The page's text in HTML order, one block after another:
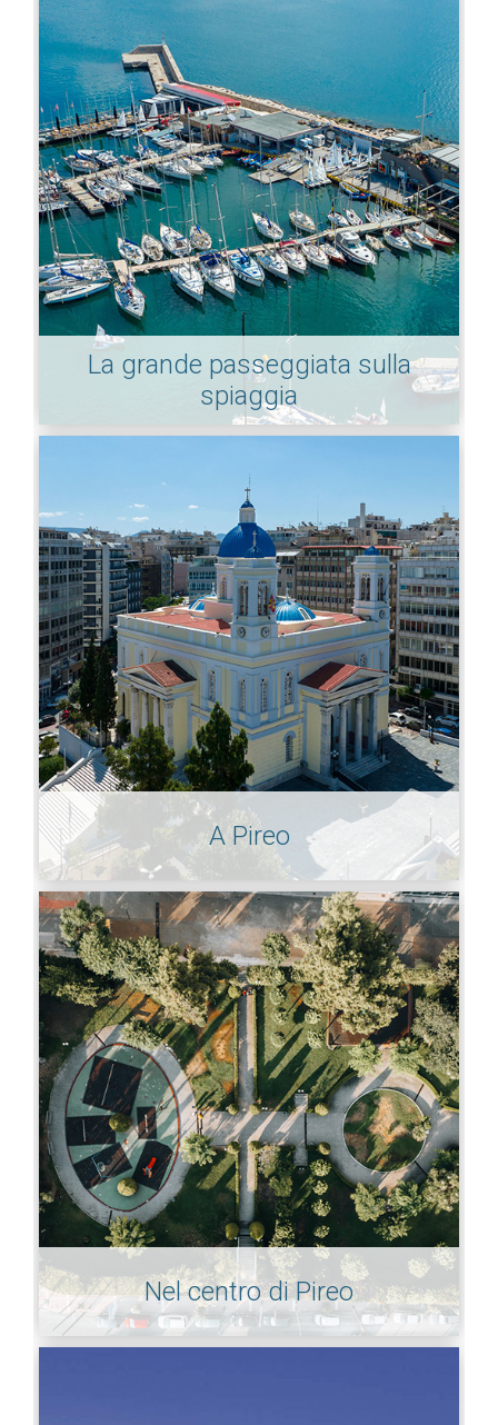
La grande passeggiata sulla
spiaggia
A Pireo
Nel centro di Pireo